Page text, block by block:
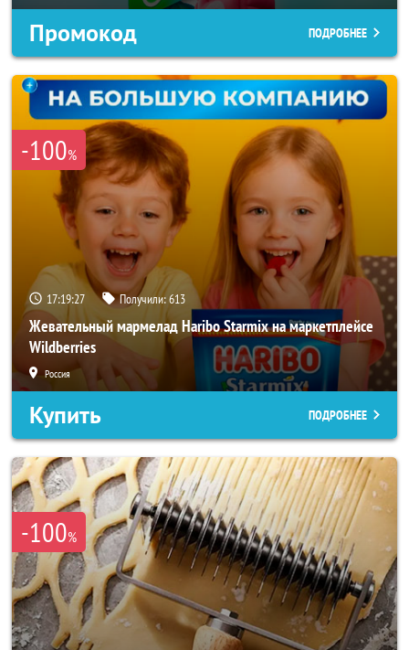
Промокод ПОДРОБНЕЕ
-100%
17:19:25 Получили:613
Жевательный мармелад Haribo Starmix на маркетплейсе
Wildberries
Россия
Купить ПОДРОБНЕЕ
-100%